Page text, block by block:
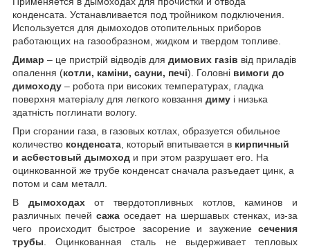
конденсата. Устанавливается под тройником подключения.
Используется для дымоходов отопительных приборов
работающих на газообразном, жидком и твердом топливе.
Димар – це пристрій відводів для димових газів від приладів
опалення (котли, каміни, сауни, печі). Головні вимоги до
димоходу – робота при високих температурах, гладка
поверхня матеріалу для легкого ковзання диму і низька
здатність поглинати вологу.
При сгорании газа, в газовых котлах, образуется обильное
количество конденсата , который впитывается в кирпичный
и асбестовый дымоход и при этом разрушает его. На
оцинкованной же трубе конденсат сначала разъедает цинк, а
потом и сам металл.
В дымоходахот твердотопливных котлов, каминов и
различных печейсажа оседает на шершавых стенках, из-за
чего происходит быстрое засорение и заужение сечения
трубы . Оцинкованная сталь не выдерживает тепловых